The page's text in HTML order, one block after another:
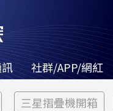
社群/APP/網紅
三星摺疊機開箱